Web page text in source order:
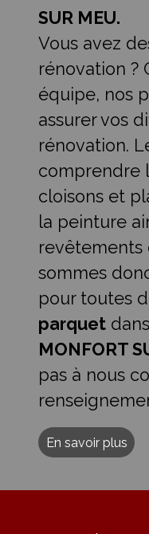
SUR MEU.
Vous avez
rénovation ?
équipe, nos
assurer vos
rénovation.
comprendre
cloisons et
la peinture
revêtements
sommes
pour toutes
parquet
MONFORT
pas à nous
En savoir plus